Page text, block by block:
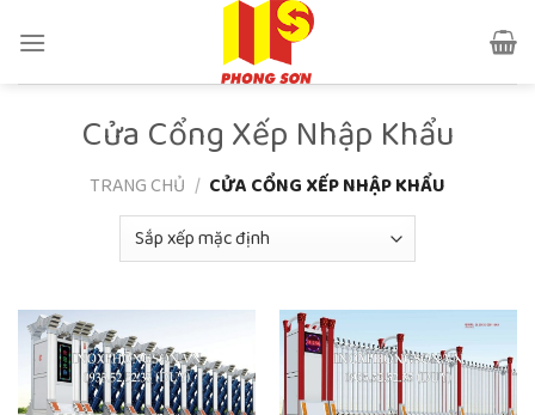
Cửa Cổng Xếp Nhập Khẩu
TRANG CHỦ / CỬA CỔNG XẾP NHẬP KHẨU